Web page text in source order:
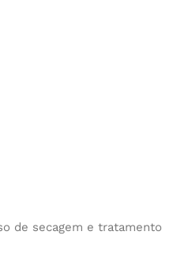
de secagem e tratamento